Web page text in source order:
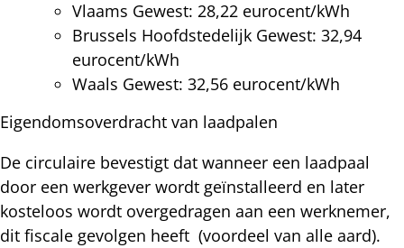
Vlaams Gewest: 28,22 eurocent/kWh
Brussels Hoofdstedelijk Gewest: 32,94
eurocent/kWh
Waals Gewest: 32,56 eurocent/kWh
Eigendomsoverdracht van laadpalen
De circulaire bevestigt dat wanneer een laadpaal
door een werkgever wordt geïnstalleerd en later
kosteloos wordt overgedragen aan een werknemer,
dit fiscale gevolgen heeft (voordeel van alle aard).